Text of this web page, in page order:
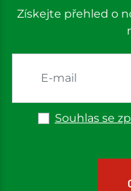
Získejte přehled o
Souhlas se